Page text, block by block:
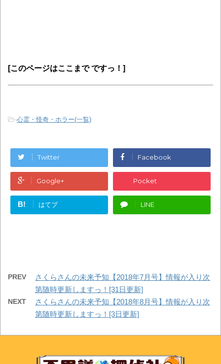
[このページはここまで ですっ！]
-心霊・怪奇・ホラー(一覧)
Twitter Facebook
Google+ Pocket
B! はてブ LINE
PREV
さくらさんの未来予知【2018年7月号】情報が入り次
第随時更新しますっ！[31日更新]
NEXT
さくらさんの未来予知【2018年8月号】情報が入り次
第随時更新しますっ！[3日更新]